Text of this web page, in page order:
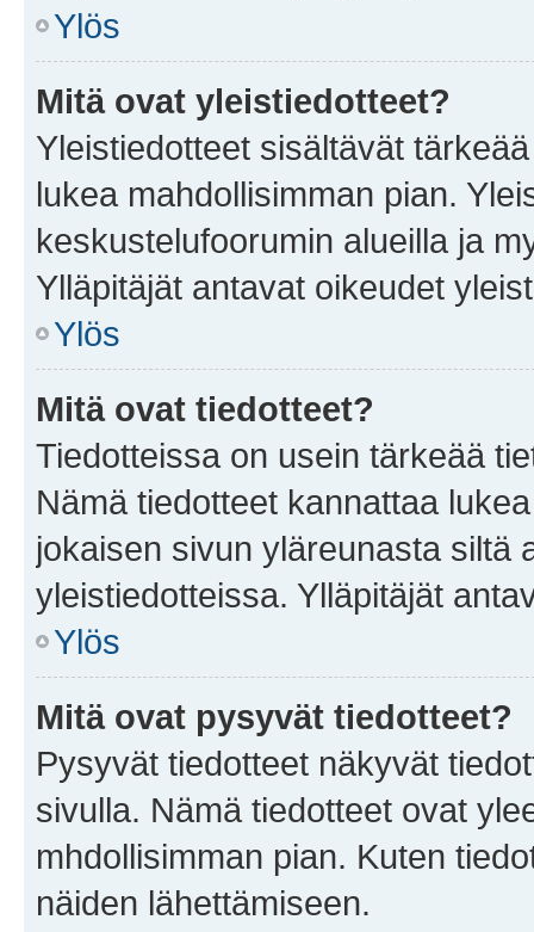
Ylös
Mitä ovat yleistiedotteet?
Yleistiedotteet sisältävät
lukea mahdollisimman pian.
keskustelufoorumin alueilla ja
Ylläpitäjät antavat oikeudet
Ylös
Mitä ovat tiedotteet?
Tiedotteissa on usein tärkeää
Nämä tiedotteet kannattaa
jokaisen sivun yläreunasta siltä
yleistiedotteissa. Ylläpitäjät
Ylös
Mitä ovat pysyvät tiedotteet?
Pysyvät tiedotteet näkyvät
sivulla. Nämä tiedotteet ovat
mhdollisimman pian. Kuten
näiden lähettämiseen.